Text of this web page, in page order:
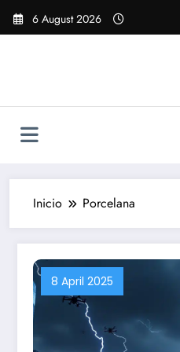
Saltar
6 August 2026
Inicio Porcelana
8 April 2025